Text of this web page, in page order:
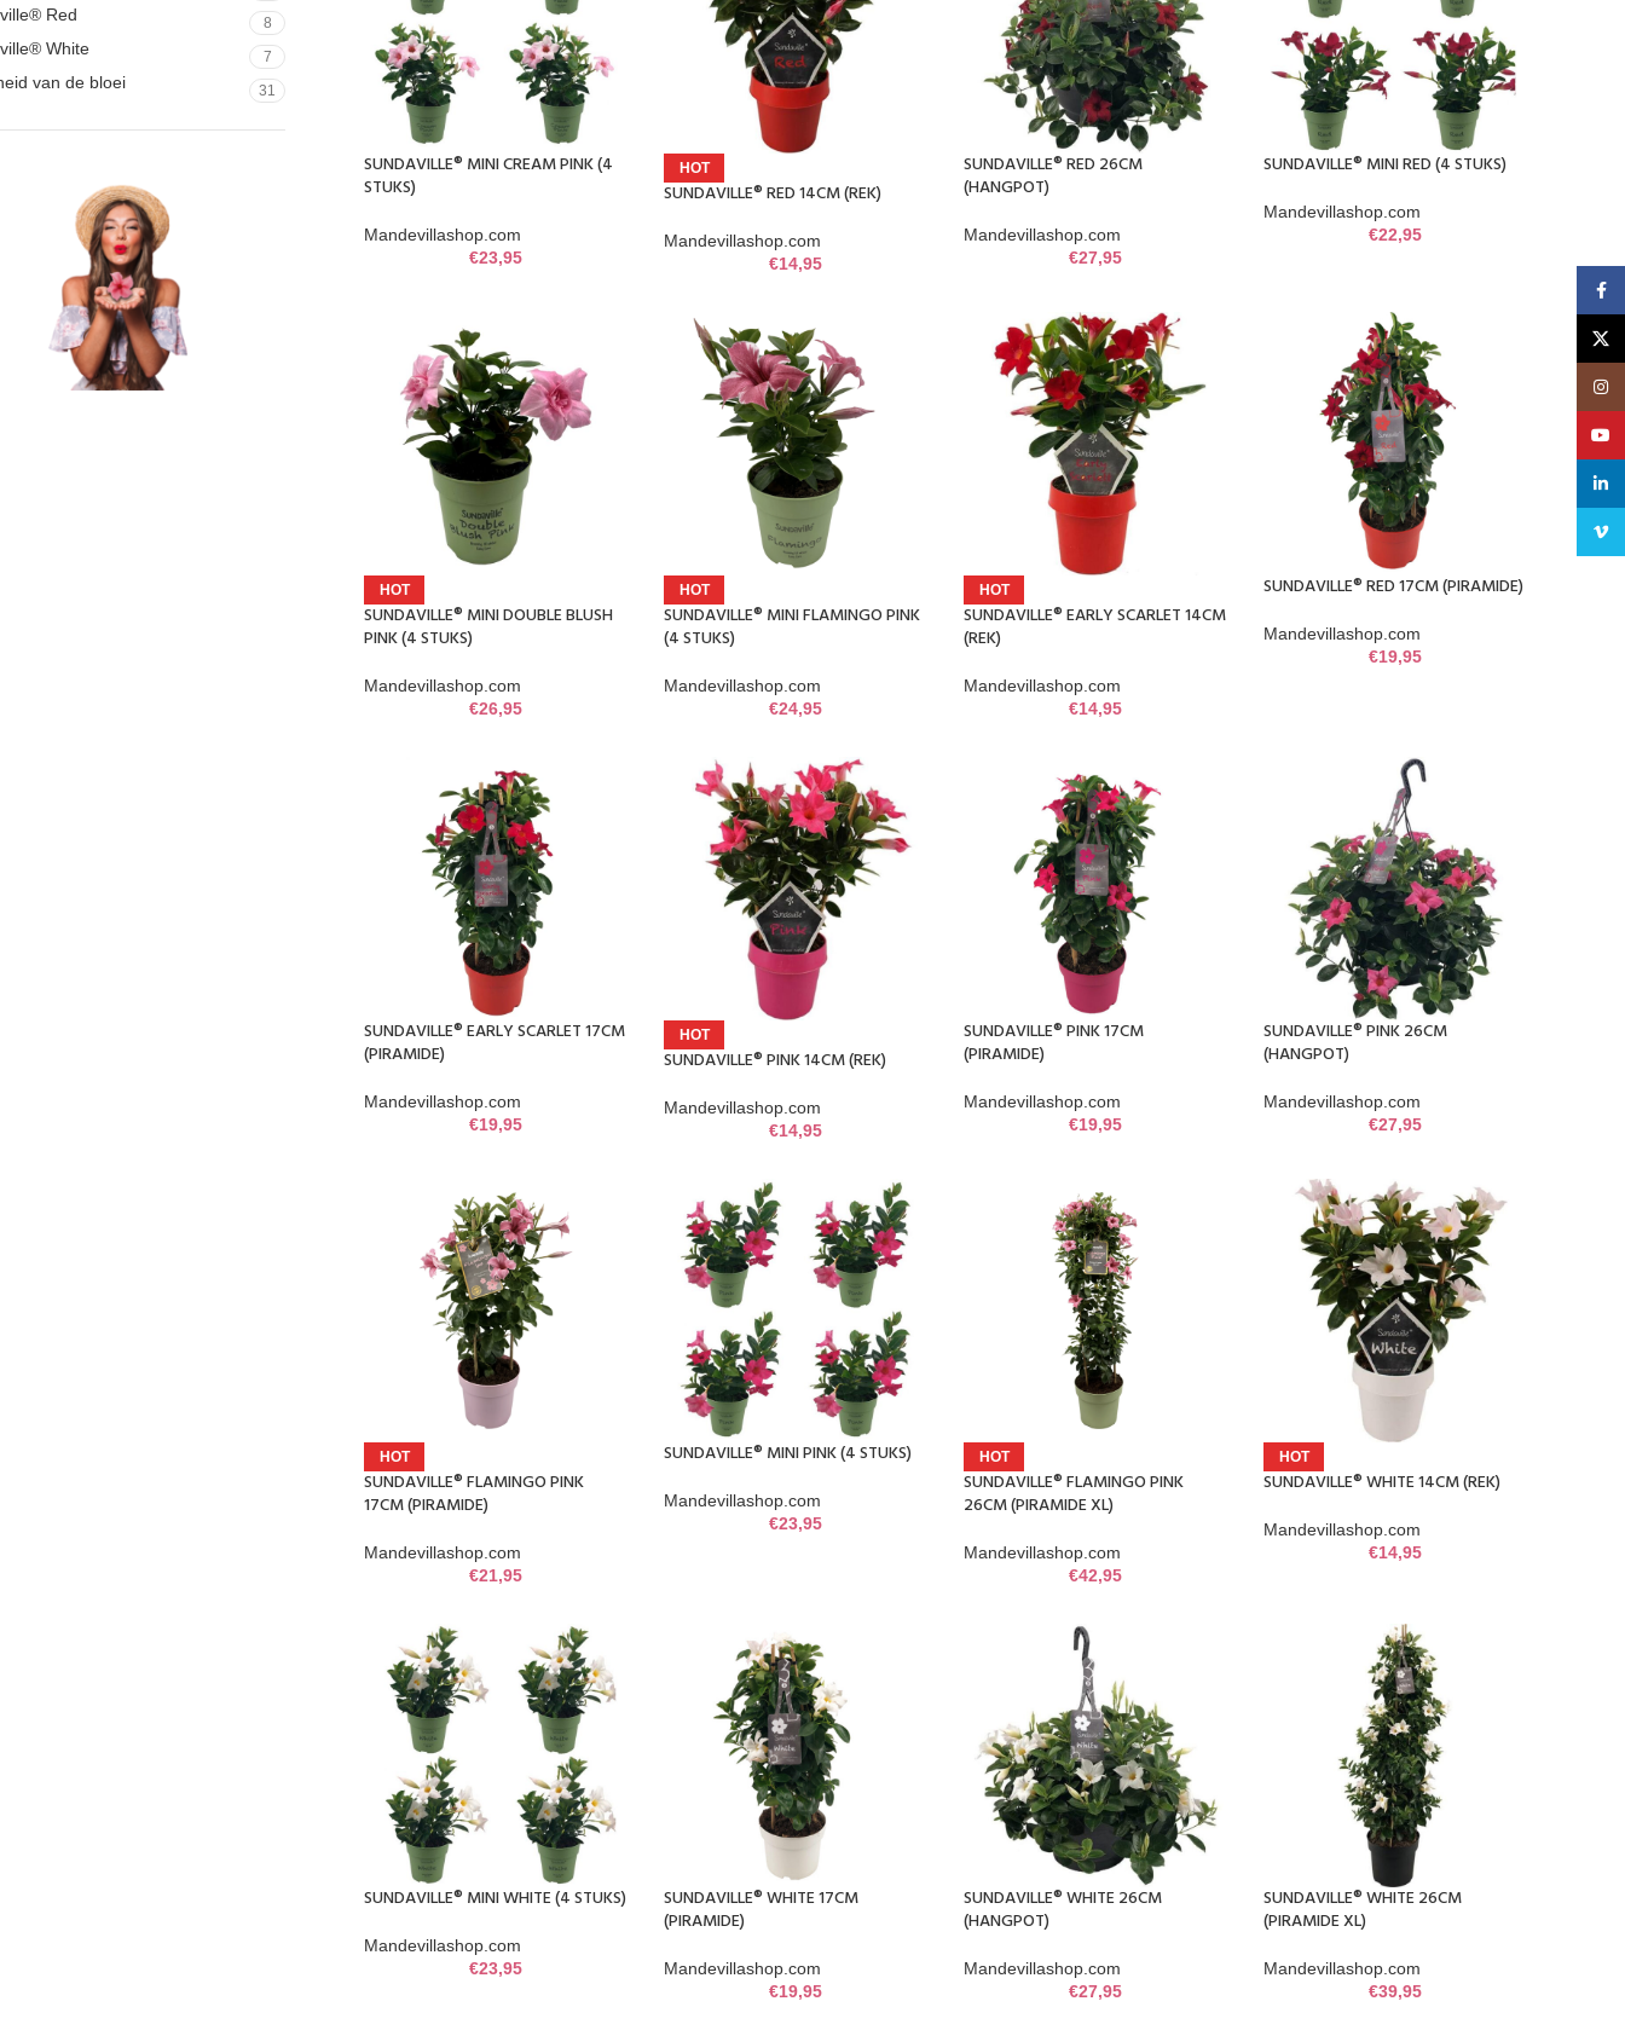
Red 8
White 7
van de bloei 31
SUNDAVILLE® MINI CREAM PINK (4
STUKS)
Mandevillashop.com
€23,95
HOT
SUNDAVILLE® RED 14CM (REK)
Mandevillashop.com
€14,95
SUNDAVILLE® RED 26CM
(HANGPOT)
Mandevillashop.com
€27,95
SUNDAVILLE® MINI RED (4 STUKS)
Mandevillashop.com
€22,95
HOT
SUNDAVILLE® MINI DOUBLE BLUSH
PINK (4 STUKS)
Mandevillashop.com
€26,95
HOT
SUNDAVILLE® MINI FLAMINGO PINK
(4 STUKS)
Mandevillashop.com
€24,95
HOT
SUNDAVILLE® EARLY SCARLET 14CM
(REK)
Mandevillashop.com
€14,95
SUNDAVILLE® RED 17CM (PIRAMIDE)
Mandevillashop.com
€19,95
SUNDAVILLE® EARLY SCARLET 17CM
(PIRAMIDE)
Mandevillashop.com
€19,95
HOT
SUNDAVILLE® PINK 14CM (REK)
Mandevillashop.com
€14,95
SUNDAVILLE® PINK 17CM
(PIRAMIDE)
Mandevillashop.com
€19,95
SUNDAVILLE® PINK 26CM
(HANGPOT)
Mandevillashop.com
€27,95
HOT
SUNDAVILLE® FLAMINGO PINK
17CM (PIRAMIDE)
Mandevillashop.com
€21,95
SUNDAVILLE® MINI PINK (4 STUKS)
Mandevillashop.com
€23,95
HOT
SUNDAVILLE® FLAMINGO PINK
26CM (PIRAMIDE XL)
Mandevillashop.com
€42,95
HOT
SUNDAVILLE® WHITE 14CM (REK)
Mandevillashop.com
€14,95
SUNDAVILLE® MINI WHITE (4 STUKS)
Mandevillashop.com
€23,95
SUNDAVILLE® WHITE 17CM
(PIRAMIDE)
Mandevillashop.com
€19,95
SUNDAVILLE® WHITE 26CM
(HANGPOT)
Mandevillashop.com
€27,95
SUNDAVILLE® WHITE 26CM
(PIRAMIDE XL)
Mandevillashop.com
€39,95